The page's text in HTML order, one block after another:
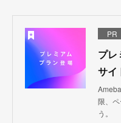
PR
プレ
サイ
限、
う。